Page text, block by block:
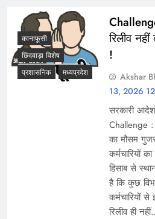
कानाफूसी
छिंदवाड़ा विशेष
प्रशासनिक
मध्यप्रदेश
रिलीव
!
Akshar
13, 2026
सरकारी
Challenge :
का मौसम
कर्मचारियों
हिसाब से
है कि कुछ
कर्मचारियों से
रिलीव ही